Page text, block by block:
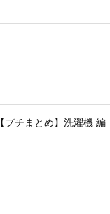
【プチまとめ】洗濯機 編